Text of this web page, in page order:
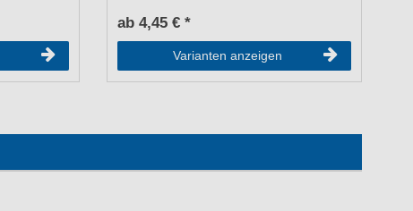
ab 4,45 € *
Varianten anzeigen